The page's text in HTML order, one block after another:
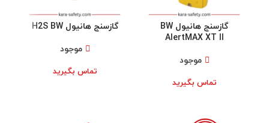
گازسنج هانیول BW
AlertMAX XT II
موجود
تماس بگیرید
گازسنج هانیول H2S BW
موجود
تماس بگیرید